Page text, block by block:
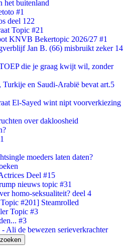
het buitenland
#1
deel 122
Topic #21
KNVB Bekertopic 2026/27 #1
Jan B. (66) misbruikt zeker 14
die je graag kwijt wil, zonder
Turkije en Saudi-Arabië bevat art.5
El-Sayed wint nipt voorverkiezing
over dakloosheid
moeders laten daten?
Deel #15
nieuws topic #31
homo-seksualiteit? deel 4
#201] Steamrolled
Topic #3
#3
Ali de bewezen serieverkrachter